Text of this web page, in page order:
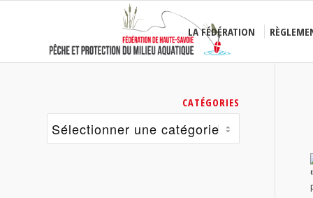
LA FÉDÉRATION
CATÉGORIES